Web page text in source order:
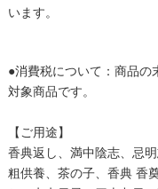
います。
●消費税について：商品
対象商品です。
【ご用途】
香典返し、満中陰志、忌
粗供養、茶の子、香典 香